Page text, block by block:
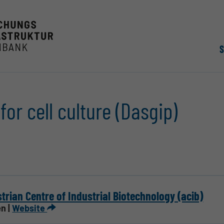
cell culture (Dasgip)
Centre of Industrial Biotechnology (acib)
|Website